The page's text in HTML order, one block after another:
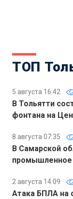
ТОП
5 августа 16:42
В Тольятти
фонтана на
8 августа 07:35
В Самарской
промышленное
2 августа 14:09
Атака БПЛА на